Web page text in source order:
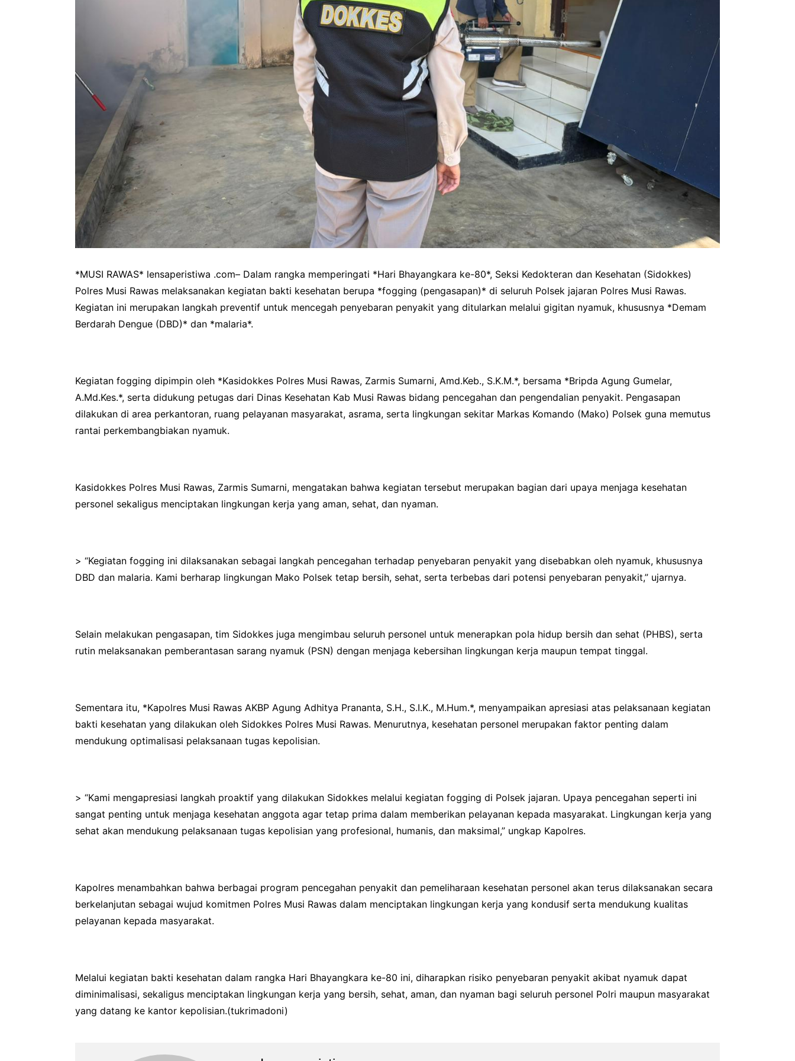
*MUSI RAWAS* lensaperistiwa .com– Dalam rangka memperingati *Hari Bhayangkara ke-80*, Seksi Kedokteran dan Kesehatan (Sidokkes)
Polres Musi Rawas melaksanakan kegiatan bakti kesehatan berupa *fogging (pengasapan)* di seluruh Polsek jajaran Polres Musi Rawas.
Kegiatan ini merupakan langkah preventif untuk mencegah penyebaran penyakit yang ditularkan melalui gigitan nyamuk, khususnya *Demam
Berdarah Dengue (DBD)* dan *malaria*.
Kegiatan fogging dipimpin oleh *Kasidokkes Polres Musi Rawas, Zarmis Sumarni, Amd.Keb., S.K.M.*, bersama *Bripda Agung Gumelar,
A.Md.Kes.*, serta didukung petugas dari Dinas Kesehatan Kab Musi Rawas bidang pencegahan dan pengendalian penyakit. Pengasapan
dilakukan di area perkantoran, ruang pelayanan masyarakat, asrama, serta lingkungan sekitar Markas Komando (Mako) Polsek guna memutus
rantai perkembangbiakan nyamuk.
Kasidokkes Polres Musi Rawas, Zarmis Sumarni, mengatakan bahwa kegiatan tersebut merupakan bagian dari upaya menjaga kesehatan
personel sekaligus menciptakan lingkungan kerja yang aman, sehat, dan nyaman.
> “Kegiatan fogging ini dilaksanakan sebagai langkah pencegahan terhadap penyebaran penyakit yang disebabkan oleh nyamuk, khususnya
DBD dan malaria. Kami berharap lingkungan Mako Polsek tetap bersih, sehat, serta terbebas dari potensi penyebaran penyakit,” ujarnya.
Selain melakukan pengasapan, tim Sidokkes juga mengimbau seluruh personel untuk menerapkan pola hidup bersih dan sehat (PHBS), serta
rutin melaksanakan pemberantasan sarang nyamuk (PSN) dengan menjaga kebersihan lingkungan kerja maupun tempat tinggal.
Sementara itu, *Kapolres Musi Rawas AKBP Agung Adhitya Prananta, S.H., S.I.K., M.Hum.*, menyampaikan apresiasi atas pelaksanaan kegiatan
bakti kesehatan yang dilakukan oleh Sidokkes Polres Musi Rawas. Menurutnya, kesehatan personel merupakan faktor penting dalam
mendukung optimalisasi pelaksanaan tugas kepolisian.
> “Kami mengapresiasi langkah proaktif yang dilakukan Sidokkes melalui kegiatan fogging di Polsek jajaran. Upaya pencegahan seperti ini
sangat penting untuk menjaga kesehatan anggota agar tetap prima dalam memberikan pelayanan kepada masyarakat. Lingkungan kerja yang
sehat akan mendukung pelaksanaan tugas kepolisian yang profesional, humanis, dan maksimal,” ungkap Kapolres.
Kapolres menambahkan bahwa berbagai program pencegahan penyakit dan pemeliharaan kesehatan personel akan terus dilaksanakan secara
berkelanjutan sebagai wujud komitmen Polres Musi Rawas dalam menciptakan lingkungan kerja yang kondusif serta mendukung kualitas
pelayanan kepada masyarakat.
Melalui kegiatan bakti kesehatan dalam rangka Hari Bhayangkara ke-80 ini, diharapkan risiko penyebaran penyakit akibat nyamuk dapat
diminimalisasi, sekaligus menciptakan lingkungan kerja yang bersih, sehat, aman, dan nyaman bagi seluruh personel Polri maupun masyarakat
yang datang ke kantor kepolisian.(tukrimadoni)